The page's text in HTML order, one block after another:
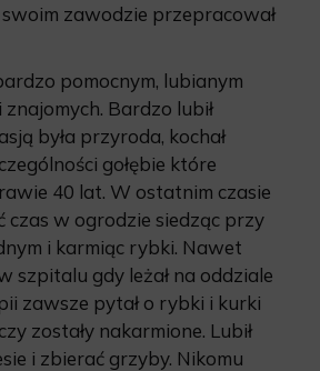
zawodzie przepracował
pomocnym, lubianym
Bardzo lubił
była przyroda, kochał
gołębie które
40 lat. W ostatnim czasie
czas w ogrodzie siedząc przy
i karmiąc rybki. Nawet
szpitalu gdy leżał na oddziale
zawsze pytał o rybki i kurki
zostały nakarmione. Lubił
i zbierać grzyby. Nikomu